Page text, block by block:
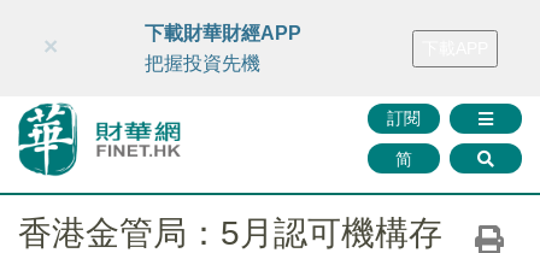
財華智庫網 FINTV FINMETA 財華證券 媒體矩陣
訂閱
简
×
下載財華財經APP
把握投資先機
香港金管局：5月認可機構存